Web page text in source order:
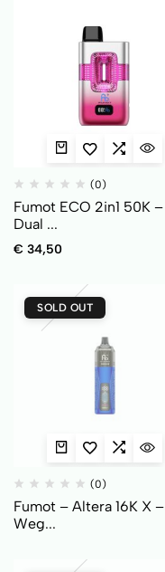
(0)
Fumot ECO 2in1 50K –
Dual ...
€ 34,50
SOLD OUT
(0)
Fumot – Altera 16K X –
Weg...